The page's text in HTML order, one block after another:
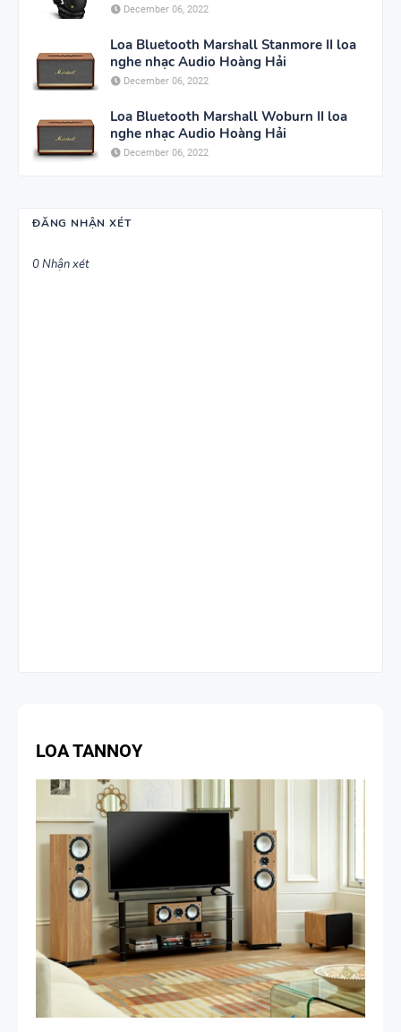
December 06, 2022
Loa Bluetooth Marshall Stanmore II loa
nghe nhạc Audio Hoàng Hải
December 06, 2022
Loa Bluetooth Marshall Woburn II loa
nghe nhạc Audio Hoàng Hải
December 06, 2022
ĐĂNG NHẬN XÉT
0 Nhận xét
LOA TANNOY